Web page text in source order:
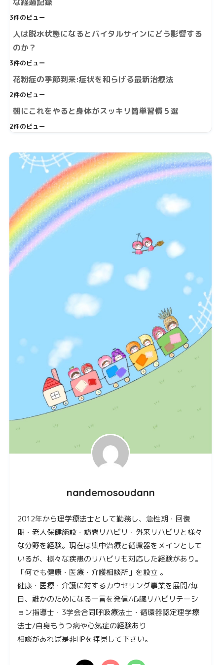
3件のビュー
人は脱水状態になるとバイタルサインにどう影響する
のか？
3件のビュー
花粉症の季節到来:症状を和らげる最新治療法
2件のビュー
朝にこれをやると身体がスッキリ簡単習慣５選
2件のビュー
nandemosoudann
2012年から理学療法士として勤務し、急性期・回復
期・老人保健施設・訪問リハビリ・外来リハビリと様々
な分野を経験。現在は集中治療と循環器をメインとして
いるが、様々な疾患のリハビリも対応した経験があり。
「何でも健康・医療・介護相談所」を設立 。
健康・医療・介護に対するカウセリング事業を展開/毎
日、誰かのためになる一言を発信/心臓リハビリテーシ
ョン指導士・3学会合同呼吸療法士・循環器認定理学療
法士/自身もうつ病や心気症の経験あり
相談があれば是非HPを拝見して下さい。